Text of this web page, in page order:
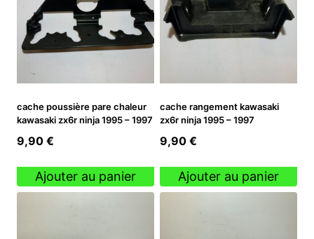
cache poussière pare chaleur
kawasaki zx6r ninja 1995 – 1997
9,90 €
Ajouter au panier
cache rangement kawasaki
zx6r ninja 1995 – 1997
9,90 €
Ajouter au panier